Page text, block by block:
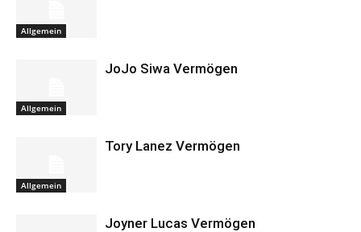
Allgemein
Allgemein
JoJo Siwa Vermögen
Allgemein
Tory Lanez Vermögen
Joyner Lucas Vermögen